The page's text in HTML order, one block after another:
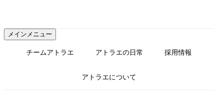
テ
ン
メインメニュー
チームアトラエ アトラエの日常 採用情報
アトラエについて